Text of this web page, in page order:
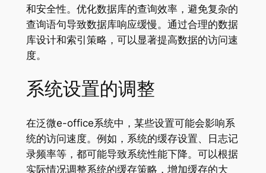
和安全性。优化数据库的查询效率，避免复杂的
查询语句导致数据库响应缓慢。通过合理的数据
库设计和索引策略，可以显著提高数据的访问速
度。
系统设置的调整
在泛微e-office系统中，某些设置可能会影响系
统的访问速度。例如，系统的缓存设置、日志记
录频率等，都可能导致系统性能下降。可以根据
实际情况调整系统的缓存策略，增加缓存的大